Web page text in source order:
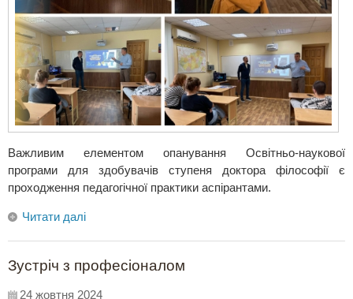
Важливим елементом опанування Освітньо-наукової
програми для здобувачів ступеня доктора філософії є
проходження педагогічної практики аспірантами.
Читати далі
Зустріч з професіоналом
24 жовтня 2024